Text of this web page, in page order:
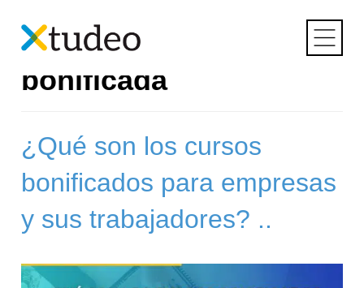
contentEtiqueta:
bonificada
¿Qué son los cursos
bonificados para empresas
y sus trabajadores? ..